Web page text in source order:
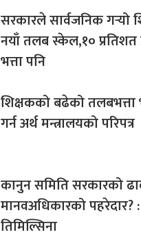
सरकारले सार्वजनिक गर्‍यो
नयाँ तलब स्केल,१० प्रतिशत
भत्ता पनि
शिक्षकको बढेको तलबभत्ता
गर्न अर्थ मन्त्रालयको परिपत्र
कानुन समिति सरकारको
मानवअधिकारको पहरेदार?
तिमिल्सिना